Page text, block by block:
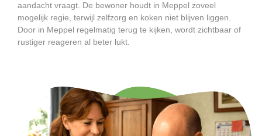
aandacht vraagt. De bewoner houdt in Meppel zoveel
mogelijk regie, terwijl zelfzorg en koken niet blijven liggen.
Door in Meppel regelmatig terug te kijken, wordt zichtbaar of
rustiger reageren al beter lukt.